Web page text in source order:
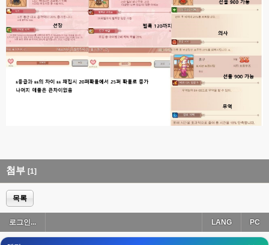
첨부 [1]
목록
로그인... PC
LANG
esils
나가도 3이네 하핫 ...
고게임77
ㅋㅋㅋㅋㅋㅋㅋㅋ
esils 00:19
이게 db 접속자수로 잡는형태로 해서 그런가 ;;
00:19
아 이제 2로 돌아왔군요
esils 00:19
다 펼쳐두면 너무길어서 ..
esils 00:19
모바일로 보는데도 좀 불편하더라구요